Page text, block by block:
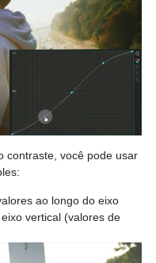
contraste, você pode usar
ao longo do eixo
vertical (valores de